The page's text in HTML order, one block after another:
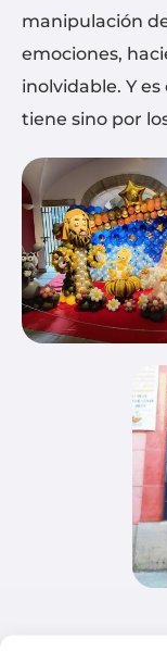
manipulación
emociones,
inolvidable. Y
tiene sino por